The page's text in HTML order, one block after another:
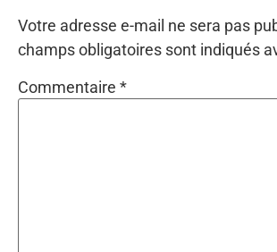
Votre adresse e-mail ne sera pas
champs obligatoires sont indiqués
Commentaire *